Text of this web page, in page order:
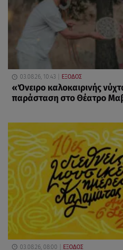
03.08.26, 10:43 ΕΞΟΔΟΣ
«Όνειρο καλοκαιρινής
παράσταση στο Θέατρο
03.08.26, 08:00 ΕΞΟΔΟΣ